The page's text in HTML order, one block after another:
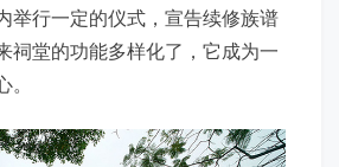
举行一定的仪式，宣告续修族谱
祠堂的功能多样化了，它成为一